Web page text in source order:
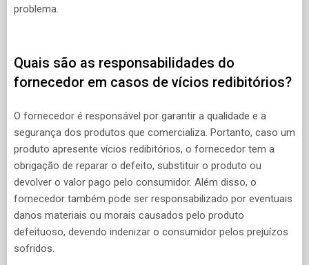
problema.
Quais são as responsabilidades do
fornecedor em casos de vícios redibitórios?
O fornecedor é responsável por garantir a qualidade e a
segurança dos produtos que comercializa. Portanto, caso um
produto apresente vícios redibitórios, o fornecedor tem a
obrigação de reparar o defeito, substituir o produto ou
devolver o valor pago pelo consumidor. Além disso, o
fornecedor também pode ser responsabilizado por eventuais
danos materiais ou morais causados pelo produto
defeituoso, devendo indenizar o consumidor pelos prejuízos
sofridos.